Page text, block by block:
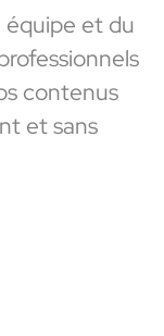
équipe et du
contenus
et sans